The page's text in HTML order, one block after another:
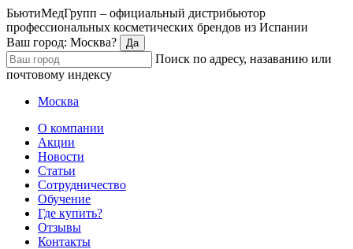
БьютиМедГрупп – официальный дистрибьютор
профессиональных косметических брендов из Испании
Ваш город: Москва?
Да
Поиск по адресу, назаванию или
почтовому индексу
Москва
О компании
Акции
Новости
Статьи
Сотрудничество
Обучение
Где купить?
Отзывы
Контакты